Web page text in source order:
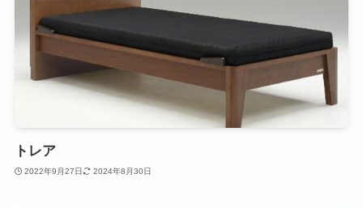
トレア
2022年9月27日 2024年8月30日